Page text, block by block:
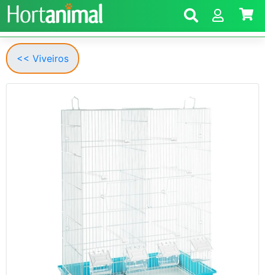
<< Viveiros